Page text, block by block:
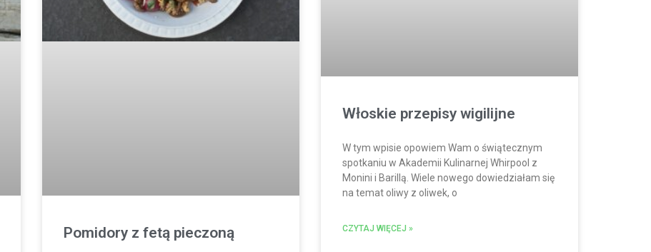
Pomidory z fetą pieczoną
Włoskie przepisy wigilijne
W tym wpisie opowiem Wam o świątecznym
spotkaniu w Akademii Kulinarnej Whirpool z
Monini i Barillą. Wiele nowego dowiedziałam się
na temat oliwy z oliwek, o
CZYTAJ WIĘCEJ »